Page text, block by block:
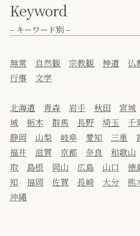
Keyword
– キーワード別 –
無常 自然観 宗教観 神道 仏
行事
文学
北海道 青森 岩手 秋田 宮城
城
栃木 群馬 長野 埼玉 千
静岡
山梨 岐阜 愛知 三重
福井
滋賀 京都 奈良 和歌山
取
島根 岡山 広島 山口 徳
知
福岡 佐賀 長崎 大分 熊
沖縄